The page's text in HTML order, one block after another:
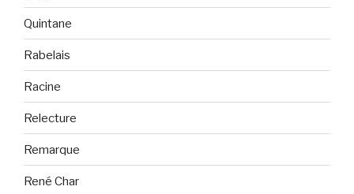
Quintane
Rabelais
Racine
Relecture
Remarque
René Char